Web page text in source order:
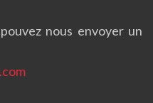
nous envoyer un